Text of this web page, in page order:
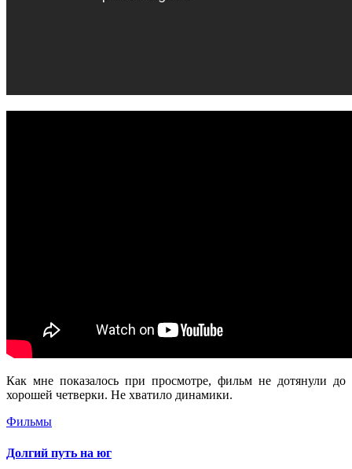
Как мне показалось при просмотре, фильм не дотянули до
хорошей четверки. Не хватило динамики.
Фильмы
Долгий путь на юг